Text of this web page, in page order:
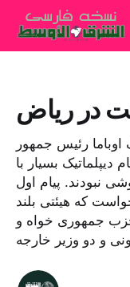
رئیس جمهور
دیپلماتیک بسیار با
نبودند. پیام اول
که هیئتی بلند
جمهوری خواه و